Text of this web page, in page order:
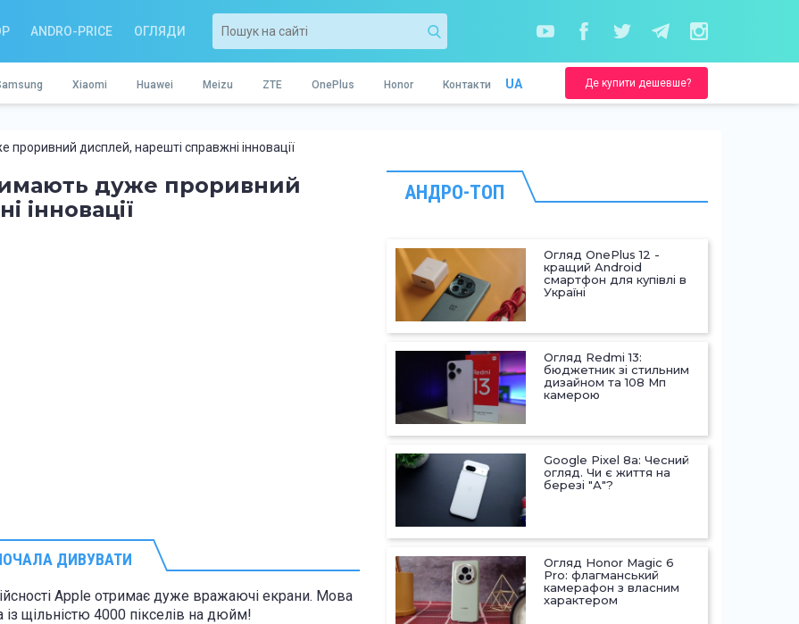
ANDRO-PRICE ОГЛЯДИ
Xiaomi Huawei Meizu ZTE OnePlus Honor Контакти UA Де купити дешевше?
дисплей, нарешті справжні інновації
дуже проривний
інновації
ДИВУВАТИ
Apple отримає дуже вражаючі екрани. Мова
щільністю 4000 пікселів на дюйм!
АНДРО-ТОП
Огляд OnePlus 12 -
кращий Android
смартфон для купівлі в
Україні
Огляд Redmi 13:
бюджетник зі стильним
дизайном та 108 Мп
камерою
Google Pixel 8a: Чесний
огляд. Чи є життя на
березі "А"?
Огляд Honor Magic 6
Pro: флагманський
камерафон з власним
характером